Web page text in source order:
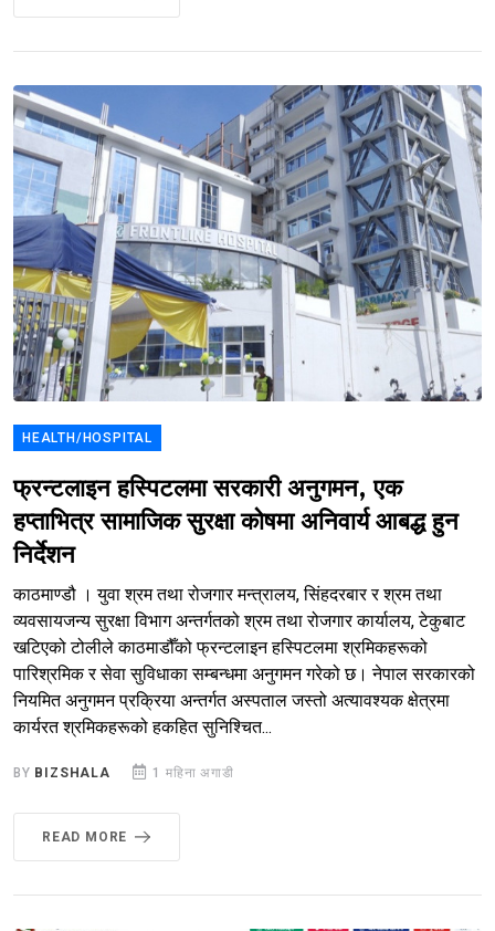
HEALTH/HOSPITAL
फ्रन्टलाइन हस्पिटलमा सरकारी अनुगमन, एक
हप्ताभित्र सामाजिक सुरक्षा कोषमा अनिवार्य आबद्ध हुन
निर्देशन
काठमाण्डौ । युवा श्रम तथा रोजगार मन्त्रालय, सिंहदरबार र श्रम तथा
व्यवसायजन्य सुरक्षा विभाग अन्तर्गतको श्रम तथा रोजगार कार्यालय, टेकुबाट
खटिएको टोलीले काठमाडौँको फ्रन्टलाइन हस्पिटलमा श्रमिकहरूको
पारिश्रमिक र सेवा सुविधाका सम्बन्धमा अनुगमन गरेको छ। नेपाल सरकारको
नियमित अनुगमन प्रक्रिया अन्तर्गत अस्पताल जस्तो अत्यावश्यक क्षेत्रमा
कार्यरत श्रमिकहरूको हकहित सुनिश्चित...
BY BIZSHALA 1 महिना अगाडी
READ MORE